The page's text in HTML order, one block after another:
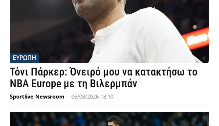
ΕΥΡΩΠΗ
Τόνι Πάρκερ: Όνειρό μου να κατακτήσω το
NBA Europe με τη Βιλερμπάν
Sportlive Newsroom - 06/08/2026 18:10